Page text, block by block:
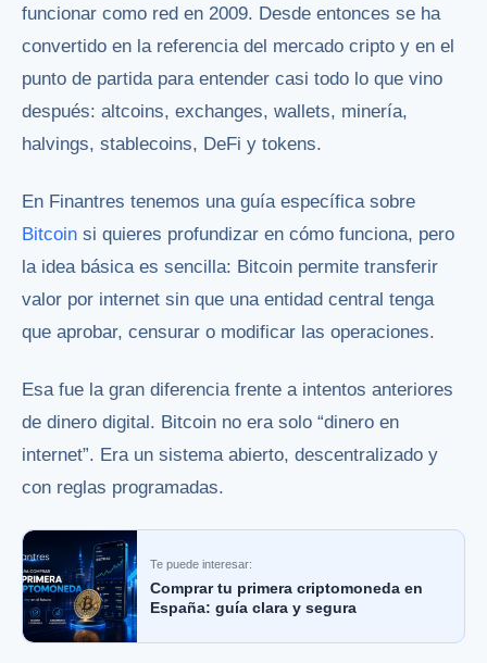
funcionar como red en 2009. Desde entonces se ha
convertido en la referencia del mercado cripto y en el
punto de partida para entender casi todo lo que vino
después: altcoins, exchanges, wallets, minería,
halvings, stablecoins, DeFi y tokens.
En Finantres tenemos una guía específica sobre
Bitcoin si quieres profundizar en cómo funciona, pero
la idea básica es sencilla: Bitcoin permite transferir
valor por internet sin que una entidad central tenga
que aprobar, censurar o modificar las operaciones.
Esa fue la gran diferencia frente a intentos anteriores
de dinero digital. Bitcoin no era solo “dinero en
internet”. Era un sistema abierto, descentralizado y
con reglas programadas.
Te puede interesar:
Comprar tu primera criptomoneda en
España: guía clara y segura